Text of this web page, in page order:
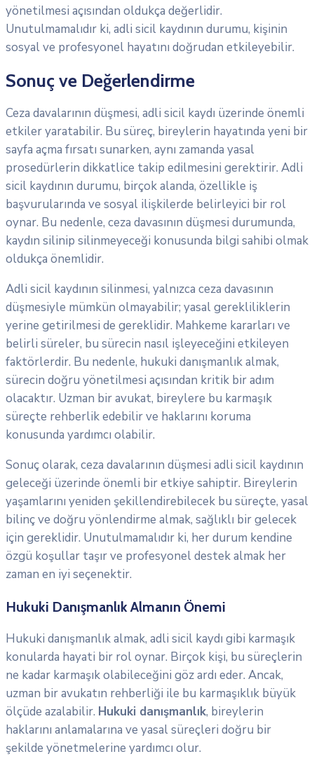
yönetilmesi açısından oldukça değerlidir.
Unutulmamalıdır ki, adli sicil kaydının durumu, kişinin
sosyal ve profesyonel hayatını doğrudan etkileyebilir.
Sonuç ve Değerlendirme
Ceza davalarının düşmesi, adli sicil kaydı üzerinde önemli
etkiler yaratabilir. Bu süreç, bireylerin hayatında yeni bir
sayfa açma fırsatı sunarken, aynı zamanda yasal
prosedürlerin dikkatlice takip edilmesini gerektirir. Adli
sicil kaydının durumu, birçok alanda, özellikle iş
başvurularında ve sosyal ilişkilerde belirleyici bir rol
oynar. Bu nedenle, ceza davasının düşmesi durumunda,
kaydın silinip silinmeyeceği konusunda bilgi sahibi olmak
oldukça önemlidir.
Adli sicil kaydının silinmesi, yalnızca ceza davasının
düşmesiyle mümkün olmayabilir; yasal gerekliliklerin
yerine getirilmesi de gereklidir. Mahkeme kararları ve
belirli süreler, bu sürecin nasıl işleyeceğini etkileyen
faktörlerdir. Bu nedenle, hukuki danışmanlık almak,
sürecin doğru yönetilmesi açısından kritik bir adım
olacaktır. Uzman bir avukat, bireylere bu karmaşık
süreçte rehberlik edebilir ve haklarını koruma
konusunda yardımcı olabilir.
Sonuç olarak, ceza davalarının düşmesi adli sicil kaydının
geleceği üzerinde önemli bir etkiye sahiptir. Bireylerin
yaşamlarını yeniden şekillendirebilecek bu süreçte, yasal
bilinç ve doğru yönlendirme almak, sağlıklı bir gelecek
için gereklidir. Unutulmamalıdır ki, her durum kendine
özgü koşullar taşır ve profesyonel destek almak her
zaman en iyi seçenektir.
Hukuki Danışmanlık Almanın Önemi
Hukuki danışmanlık almak, adli sicil kaydı gibi karmaşık
konularda hayati bir rol oynar. Birçok kişi, bu süreçlerin
ne kadar karmaşık olabileceğini göz ardı eder. Ancak,
uzman bir avukatın rehberliği ile bu karmaşıklık büyük
ölçüde azalabilir. Hukuki danışmanlık, bireylerin
haklarını anlamalarına ve yasal süreçleri doğru bir
şekilde yönetmelerine yardımcı olur.